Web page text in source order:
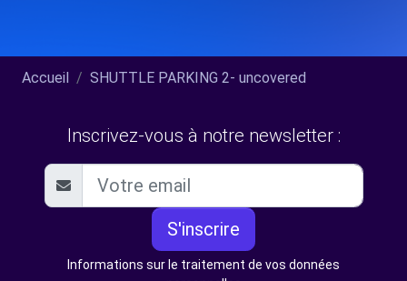
Accueil SHUTTLE PARKING 2- uncovered
Inscrivez-vous à notre newsletter :
S'inscrire
Informations sur le traitement de vos données